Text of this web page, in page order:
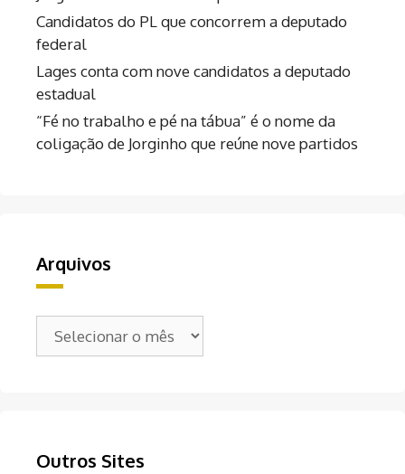
Candidatos do PL que concorrem a deputado
federal
Lages conta com nove candidatos a deputado
estadual
“Fé no trabalho e pé na tábua” é o nome da
coligação de Jorginho que reúne nove partidos
Arquivos
Arquivos
Outros Sites